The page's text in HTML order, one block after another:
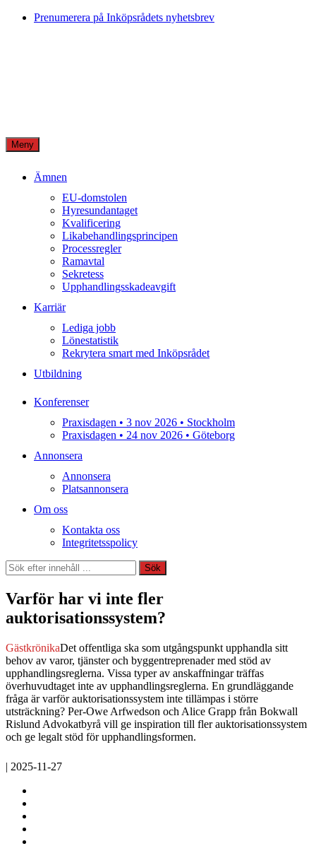
Skip
Prenumerera på Inköpsrådets nyhetsbrev
Meny
Ämnen
EU-domstolen
Hyresundantaget
Kvalificering
Likabehandlingsprincipen
Processregler
Ramavtal
Sekretess
Upphandlingsskadeavgift
Karriär
Lediga jobb
Lönestatistik
Rekrytera smart med Inköpsrådet
Utbildning
Konferenser
Praxisdagen • 3 nov 2026 • Stockholm
Praxisdagen • 24 nov 2026 • Göteborg
Annonsera
Annonsera
Platsannonsera
Om oss
Kontakta oss
Integritetsspolicy
Sök
Sök
Varför har vi inte fler
auktorisationssystem?
GästkrönikaDet offentliga ska som utgångspunkt upphandla sitt
behov av varor, tjänster och byggentreprenader med stöd av
upphandlingsreglerna. Vissa typer av anskaffningar träffas
överhuvudtaget inte av upphandlingsreglerna. En grundläggande
fråga är varför auktorisationssystem inte tillämpas i större
utsträckning? Per-Owe Arfwedson och Alice Grapp från Bokwall
Rislund Advokatbyrå vill ge inspiration till fler auktorisationssystem
och ge legalt stöd för upphandlingsformen.
| 2025-11-27